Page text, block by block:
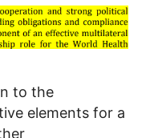
to the
elements for a